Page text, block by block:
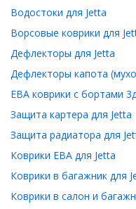
Водостоки для Jetta
Ворсовые коврики для
Дефлекторы для Jetta
Дефлекторы капота
ЕВА коврики с бортами
Защита картера для Jetta
Защита радиатора для
Коврики ЕВА для Jetta
Коврики в багажник для
Коврики в салон и